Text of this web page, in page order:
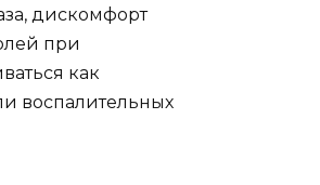
дискомфорт
при
как
воспалительных